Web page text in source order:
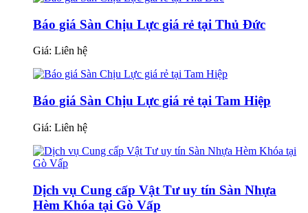
Báo giá Sàn Chịu Lực giá rẻ tại Thủ Đức
Giá: Liên hệ
Báo giá Sàn Chịu Lực giá rẻ tại Tam Hiệp
Giá: Liên hệ
Dịch vụ Cung cấp Vật Tư uy tín Sàn Nhựa
Hèm Khóa tại Gò Vấp